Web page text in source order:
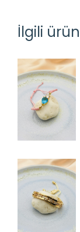
İlgili